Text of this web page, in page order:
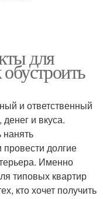
для
и ответственный
и вкуса.
нанять
долгие
Именно
типовых квартир
кто хочет получить